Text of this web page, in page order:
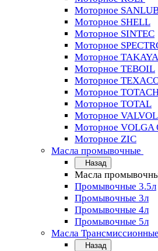
Моторное
Моторное SHELL
Моторное SINTEC
Моторное
Моторное
Моторное TEBOIL
Моторное
Моторное
Моторное TOTAL
Моторное
Моторное VOLGA
Моторное ZIC
Масла промывочные
Назад
Масла
Промывочные 3.5л
Промывочные 3л
Промывочные 4л
Промывочные 5л
Масла Трансмиссионные
Назад